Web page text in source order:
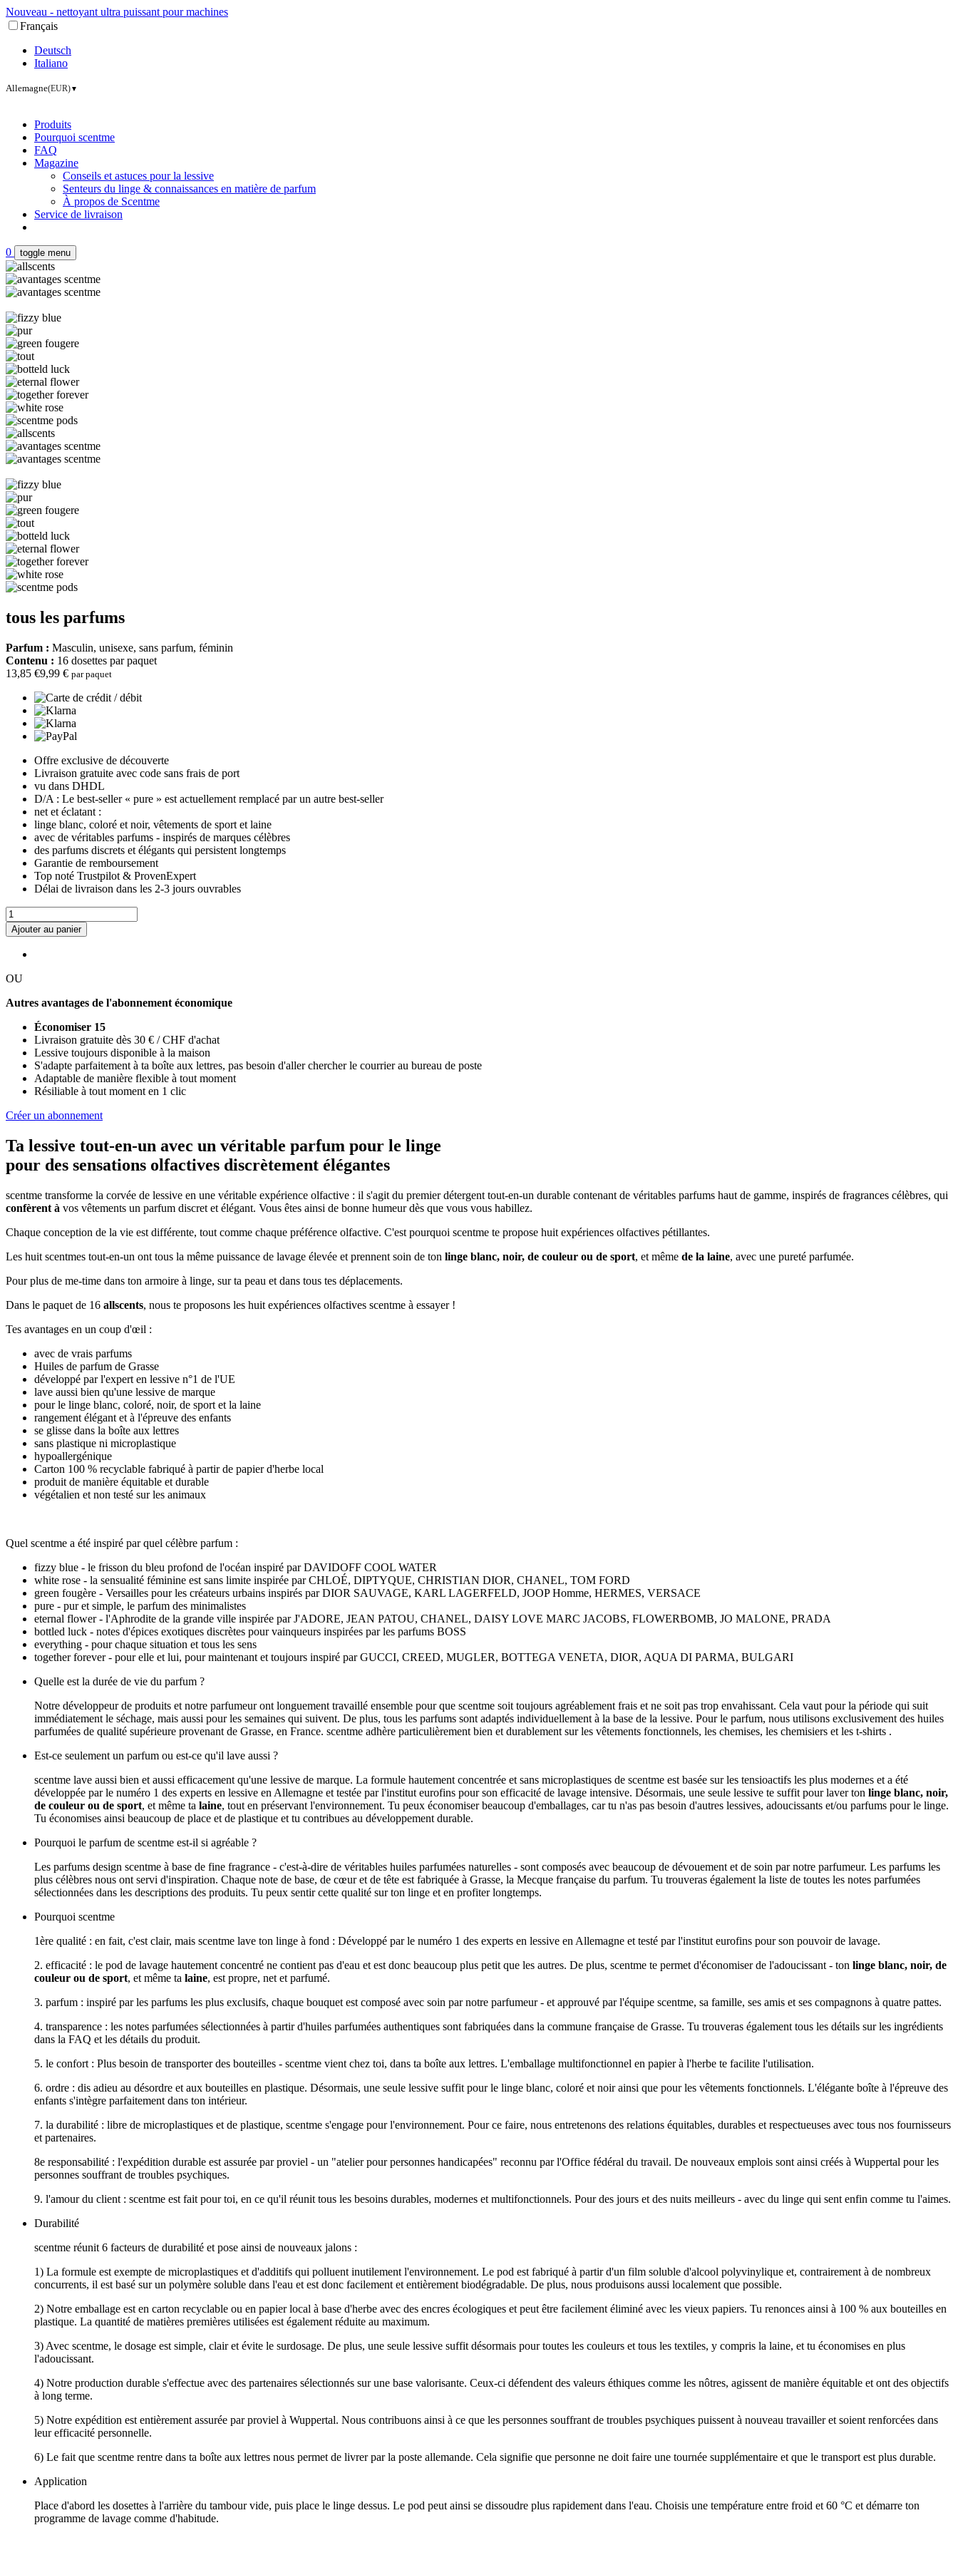
Nouveau - nettoyant ultra puissant pour machines
Français
Deutsch
Italiano
Allemagne(EUR)▼
Produits
Pourquoi scentme
FAQ
Magazine
Conseils et astuces pour la lessive
Senteurs du linge & connaissances en matière de parfum
À propos de Scentme
Service de livraison
0 toggle menu
tous les parfums
Parfum : Masculin, unisexe, sans parfum, féminin
Contenu : 16 dosettes par paquet
13,85 €9,99 € par paquet
Offre exclusive de découverte
Livraison gratuite avec code sans frais de port
vu dans DHDL
D/A : Le best-seller « pure » est actuellement remplacé par un autre best-seller
net et éclatant :
linge blanc, coloré et noir, vêtements de sport et laine
avec de véritables parfums - inspirés de marques célèbres
des parfums discrets et élégants qui persistent longtemps
Garantie de remboursement
Top noté Trustpilot & ProvenExpert
Délai de livraison dans les 2-3 jours ouvrables
Ajouter au panier
OU
Autres avantages de l'abonnement économique
Économiser 15
Livraison gratuite dès 30 € / CHF d'achat
Lessive toujours disponible à la maison
S'adapte parfaitement à ta boîte aux lettres, pas besoin d'aller chercher le courrier au bureau de poste
Adaptable de manière flexible à tout moment
Résiliable à tout moment en 1 clic
Créer un abonnement
Ta lessive tout-en-un avec un véritable parfum pour le linge
pour des sensations olfactives discrètement élégantes
scentme transforme la corvée de lessive en une véritable expérience olfactive : il s'agit du premier détergent tout-en-un durable contenant de véritables parfums haut de gamme, inspirés de fragrances célèbres, qui
confèrent à vos vêtements un parfum discret et élégant. Vous êtes ainsi de bonne humeur dès que vous vous habillez.
Chaque conception de la vie est différente, tout comme chaque préférence olfactive. C'est pourquoi scentme te propose huit expériences olfactives pétillantes.
Les huit scentmes tout-en-un ont tous la même puissance de lavage élevée et prennent soin de ton linge blanc, noir, de couleur ou de sport, et même de la laine, avec une pureté parfumée.
Pour plus de me-time dans ton armoire à linge, sur ta peau et dans tous tes déplacements.
Dans le paquet de 16 allscents, nous te proposons les huit expériences olfactives scentme à essayer !
Tes avantages en un coup d'œil :
avec de vrais parfums
Huiles de parfum de Grasse
développé par l'expert en lessive n°1 de l'UE
lave aussi bien qu'une lessive de marque
pour le linge blanc, coloré, noir, de sport et la laine
rangement élégant et à l'épreuve des enfants
se glisse dans la boîte aux lettres
sans plastique ni microplastique
hypoallergénique
Carton 100 % recyclable fabriqué à partir de papier d'herbe local
produit de manière équitable et durable
végétalien et non testé sur les animaux
Quel scentme a été inspiré par quel célèbre parfum :
fizzy blue - le frisson du bleu profond de l'océan inspiré par DAVIDOFF COOL WATER
white rose - la sensualité féminine est sans limite inspirée par CHLOÉ, DIPTYQUE, CHRISTIAN DIOR, CHANEL, TOM FORD
green fougère - Versailles pour les créateurs urbains inspirés par DIOR SAUVAGE, KARL LAGERFELD, JOOP Homme, HERMES, VERSACE
pure - pur et simple, le parfum des minimalistes
eternal flower - l'Aphrodite de la grande ville inspirée par J'ADORE, JEAN PATOU, CHANEL, DAISY LOVE MARC JACOBS, FLOWERBOMB, JO MALONE, PRADA
bottled luck - notes d'épices exotiques discrètes pour vainqueurs inspirées par les parfums BOSS
everything - pour chaque situation et tous les sens
together forever - pour elle et lui, pour maintenant et toujours inspiré par GUCCI, CREED, MUGLER, BOTTEGA VENETA, DIOR, AQUA DI PARMA, BULGARI
Quelle est la durée de vie du parfum ?
Notre développeur de produits et notre parfumeur ont longuement travaillé ensemble pour que scentme soit toujours agréablement frais et ne soit pas trop envahissant. Cela vaut pour la période qui suit
immédiatement le séchage, mais aussi pour les semaines qui suivent. De plus, tous les parfums sont adaptés individuellement à la base de la lessive. Pour le parfum, nous utilisons exclusivement des huiles
parfumées de qualité supérieure provenant de Grasse, en France. scentme adhère particulièrement bien et durablement sur les vêtements fonctionnels, les chemises, les chemisiers et les t-shirts .
Est-ce seulement un parfum ou est-ce qu'il lave aussi ?
scentme lave aussi bien et aussi efficacement qu'une lessive de marque. La formule hautement concentrée et sans microplastiques de scentme est basée sur les tensioactifs les plus modernes et a été
développée par le numéro 1 des experts en lessive en Allemagne et testée par l'institut eurofins pour son efficacité de lavage intensive. Désormais, une seule lessive te suffit pour laver ton linge blanc, noir,
de couleur ou de sport, et même ta laine, tout en préservant l'environnement. Tu peux économiser beaucoup d'emballages, car tu n'as pas besoin d'autres lessives, adoucissants et/ou parfums pour le linge.
Tu économises ainsi beaucoup de place et de plastique et tu contribues au développement durable.
Pourquoi le parfum de scentme est-il si agréable ?
Les parfums design scentme à base de fine fragrance - c'est-à-dire de véritables huiles parfumées naturelles - sont composés avec beaucoup de dévouement et de soin par notre parfumeur. Les parfums les
plus célèbres nous ont servi d'inspiration. Chaque note de base, de cœur et de tête est fabriquée à Grasse, la Mecque française du parfum. Tu trouveras également la liste de toutes les notes parfumées
sélectionnées dans les descriptions des produits. Tu peux sentir cette qualité sur ton linge et en profiter longtemps.
Pourquoi scentme
1ère qualité : en fait, c'est clair, mais scentme lave ton linge à fond : Développé par le numéro 1 des experts en lessive en Allemagne et testé par l'institut eurofins pour son pouvoir de lavage.
2. efficacité : le pod de lavage hautement concentré ne contient pas d'eau et est donc beaucoup plus petit que les autres. De plus, scentme te permet d'économiser de l'adoucissant - ton linge blanc, noir, de
couleur ou de sport, et même ta laine, est propre, net et parfumé.
3. parfum : inspiré par les parfums les plus exclusifs, chaque bouquet est composé avec soin par notre parfumeur - et approuvé par l'équipe scentme, sa famille, ses amis et ses compagnons à quatre pattes.
4. transparence : les notes parfumées sélectionnées à partir d'huiles parfumées authentiques sont fabriquées dans la commune française de Grasse. Tu trouveras également tous les détails sur les ingrédients
dans la FAQ et les détails du produit.
5. le confort : Plus besoin de transporter des bouteilles - scentme vient chez toi, dans ta boîte aux lettres. L'emballage multifonctionnel en papier à l'herbe te facilite l'utilisation.
6. ordre : dis adieu au désordre et aux bouteilles en plastique. Désormais, une seule lessive suffit pour le linge blanc, coloré et noir ainsi que pour les vêtements fonctionnels. L'élégante boîte à l'épreuve des
enfants s'intègre parfaitement dans ton intérieur.
7. la durabilité : libre de microplastiques et de plastique, scentme s'engage pour l'environnement. Pour ce faire, nous entretenons des relations équitables, durables et respectueuses avec tous nos fournisseurs
et partenaires.
8e responsabilité : l'expédition durable est assurée par proviel - un "atelier pour personnes handicapées" reconnu par l'Office fédéral du travail. De nouveaux emplois sont ainsi créés à Wuppertal pour les
personnes souffrant de troubles psychiques.
9. l'amour du client : scentme est fait pour toi, en ce qu'il réunit tous les besoins durables, modernes et multifonctionnels. Pour des jours et des nuits meilleurs - avec du linge qui sent enfin comme tu l'aimes.
Durabilité
scentme réunit 6 facteurs de durabilité et pose ainsi de nouveaux jalons :
1) La formule est exempte de microplastiques et d'additifs qui polluent inutilement l'environnement. Le pod est fabriqué à partir d'un film soluble d'alcool polyvinylique et, contrairement à de nombreux
concurrents, il est basé sur un polymère soluble dans l'eau et est donc facilement et entièrement biodégradable. De plus, nous produisons aussi localement que possible.
2) Notre emballage est en carton recyclable ou en papier local à base d'herbe avec des encres écologiques et peut être facilement éliminé avec les vieux papiers. Tu renonces ainsi à 100 % aux bouteilles en
plastique. La quantité de matières premières utilisées est également réduite au maximum.
3) Avec scentme, le dosage est simple, clair et évite le surdosage. De plus, une seule lessive suffit désormais pour toutes les couleurs et tous les textiles, y compris la laine, et tu économises en plus
l'adoucissant.
4) Notre production durable s'effectue avec des partenaires sélectionnés sur une base valorisante. Ceux-ci défendent des valeurs éthiques comme les nôtres, agissent de manière équitable et ont des objectifs
à long terme.
5) Notre expédition est entièrement assurée par proviel à Wuppertal. Nous contribuons ainsi à ce que les personnes souffrant de troubles psychiques puissent à nouveau travailler et soient renforcées dans
leur efficacité personnelle.
6) Le fait que scentme rentre dans ta boîte aux lettres nous permet de livrer par la poste allemande. Cela signifie que personne ne doit faire une tournée supplémentaire et que le transport est plus durable.
Application
Place d'abord les dosettes à l'arrière du tambour vide, puis place le linge dessus. Le pod peut ainsi se dissoudre plus rapidement dans l'eau. Choisis une température entre froid et 60 °C et démarre ton
programme de lavage comme d'habitude.